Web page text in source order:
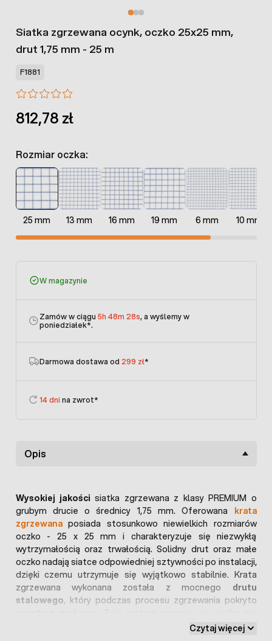
Siatka zgrzewana ocynk, oczko 25x25 mm,
drut 1,75 mm - 25 m
F1881
812,78 zł
Rozmiar oczka:
25 mm 13 mm 16 mm 19 mm 6 mm 10 mm
W magazynie
Zamów w ciągu 5h 48m 28s, a wyślemy w
poniedziałek*.
Darmowa dostawa od 299 zł*
14 dni na zwrot*
Opis
Wysokiej jakości siatka zgrzewana z klasy PREMIUM o
grubym drucie o średnicy 1,75 mm. Oferowana krata
zgrzewanaposiada stosunkowo niewielkich rozmiarów
oczko - 25 x 25 mm i charakteryzuje się niezwykłą
wytrzymałością oraz trwałością. Solidny drut oraz małe
oczko nadają siatce odpowiedniej sztywności po instalacji,
dzięki czemu utrzymuje się wyjątkowo stabilnie. Krata
zgrzewana wykonana została z mocnego drutu
stalowego, który podczas procesu zgrzewania pokryto
koroduje nawet w miejscach zgrzewu. W znaczący sposób
Czytaj więcej